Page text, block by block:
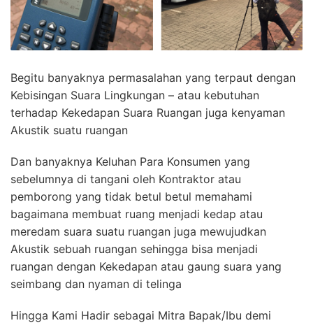
Begitu banyaknya permasalahan yang terpaut dengan
Kebisingan Suara Lingkungan – atau kebutuhan
terhadap Kekedapan Suara Ruangan juga kenyaman
Akustik suatu ruangan
Dan banyaknya Keluhan Para Konsumen yang
sebelumnya di tangani oleh Kontraktor atau
pemborong yang tidak betul betul memahami
bagaimana membuat ruang menjadi kedap atau
meredam suara suatu ruangan juga mewujudkan
Akustik sebuah ruangan sehingga bisa menjadi
ruangan dengan Kekedapan atau gaung suara yang
seimbang dan nyaman di telinga
Hingga Kami Hadir sebagai Mitra Bapak/Ibu demi